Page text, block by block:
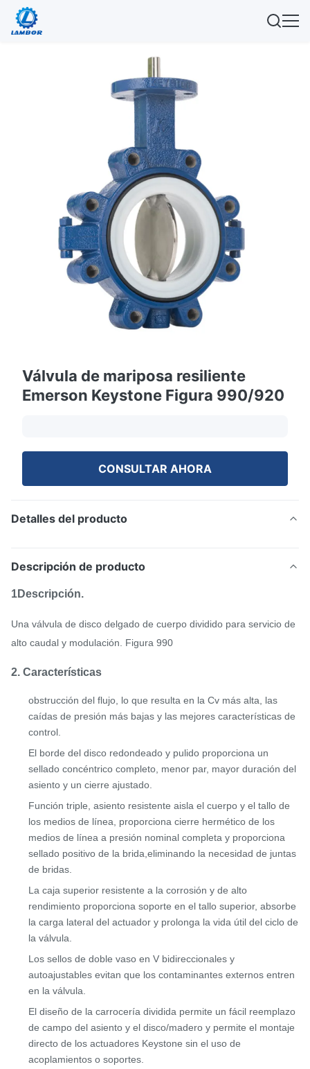
Válvula de mariposa resiliente
Emerson Keystone Figura 990/920
CONSULTAR AHORA
Detalles del producto
Descripción de producto
1Descripción.
Una válvula de disco delgado de cuerpo dividido para servicio de
alto caudal y modulación. Figura 990
2. Características
obstrucción del flujo, lo que resulta en la Cv más alta, las
caídas de presión más bajas y las mejores características de
control.
El borde del disco redondeado y pulido proporciona un
sellado concéntrico completo, menor par, mayor duración del
asiento y un cierre ajustado.
Función triple, asiento resistente aisla el cuerpo y el tallo de
los medios de línea, proporciona cierre hermético de los
medios de línea a presión nominal completa y proporciona
sellado positivo de la brida,eliminando la necesidad de juntas
de bridas.
La caja superior resistente a la corrosión y de alto
rendimiento proporciona soporte en el tallo superior, absorbe
la carga lateral del actuador y prolonga la vida útil del ciclo de
la válvula.
Los sellos de doble vaso en V bidireccionales y
autoajustables evitan que los contaminantes externos entren
en la válvula.
El diseño de la carrocería dividida permite un fácil reemplazo
de campo del asiento y el disco/madero y permite el montaje
directo de los actuadores Keystone sin el uso de
acoplamientos o soportes.